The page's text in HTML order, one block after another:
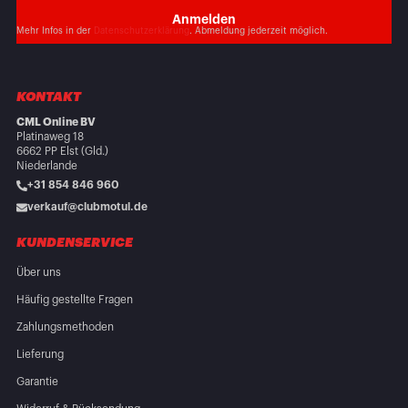
Mehr Infos in der Datenschutzerklärung. Abmeldung jederzeit möglich.
KONTAKT
CML Online BV
Platinaweg 18
6662 PP Elst (Gld.)
Niederlande
+31 854 846 960
verkauf@clubmotul.de
KUNDENSERVICE
Über uns
Häufig gestellte Fragen
Zahlungsmethoden
Lieferung
Garantie